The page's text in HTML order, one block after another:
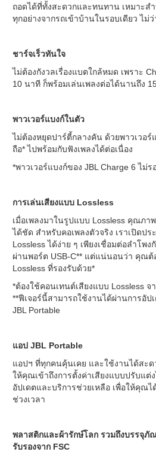
ถอดได้ที่ทั้งสะดวกและทนทาน เหมาะส
ทุกอย่างจากรถเข้าบ้านในรอบเดียว ไม่
ชาร์จเร็วทันใจ
ไม่ต้องกังวลเรื่องแบตใกล้หมด เพราะ
10 นาที ก็พร้อมเล่นเพลงต่อได้นานถึง
พาวเวอร์แบงก์ในตัว
ไม่ต้องหยุดปาร์ตี้กลางคัน ด้วยพาวเวอ
ถือ* ไปพร้อมกับฟังเพลงได้ต่อเนื่อง
*พาวเวอร์แบงก์ของ JBL Charge 6 ไม่
การเล่นเสียงแบบ Lossless
เมื่อเพลงมาในรูปแบบ Lossless คุณภา
ได้ชัด สำหรับคอเพลงตัวจริง เราเปิดป
Lossless ได้ง่าย ๆ เพียงเชื่อมต่อลำโพ
ผ่านพอร์ต USB-C** แต่แน่นอนว่า คุณต้
Lossless ที่รองรับด้วย*
*ต้องใช้คอนเทนต์เสียงแบบ Lossless จ
**ฟีเจอร์นี้สามารถใช้งานได้ผ่านการอั
JBL Portable
แอป JBL Portable
แอปฯ ที่ทุกคนคุ้นเคย และใช้งานได้สะด
ให้คุณเข้าถึงการตั้งค่าเสียงแบบปรับแต่
อัปเดตและบริการช่วยเหลือ เพื่อให้คุณ
ช่วงเวลา
พลาสติกและผ้ารักษ์โลก รวมถึงบรรจุภั
รับรองจาก FSC